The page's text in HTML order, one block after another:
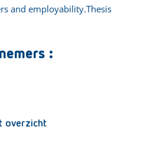
and employability.Thesis
:
overzicht